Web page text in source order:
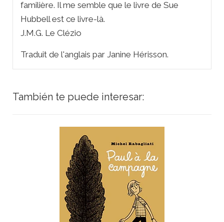
familière. Il me semble que le livre de Sue
Hubbell est ce livre-là.
J.M.G. Le Clézio
Traduit de l'anglais par Janine Hérisson.
También te puede interesar: